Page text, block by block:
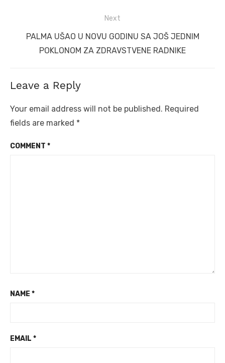
Next
NextPALMA UŠAO U NOVU GODINU SA JOŠ JEDNIM
POKLONOM ZA ZDRAVSTVENE RADNIKE
Leave a Reply
Your email address will not be published. Required
fields are marked *
COMMENT *
NAME *
EMAIL *